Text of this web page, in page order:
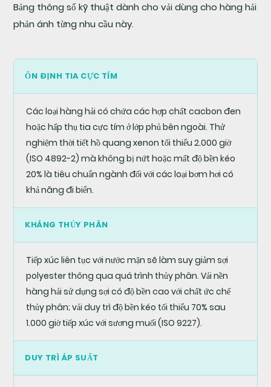
Bảng thông số kỹ thuật dành cho vải dùng cho hàng hải
phản ánh từng nhu cầu này.
ỔN ĐỊNH TIA CỰC TÍM
Các loại hàng hải có chứa các hợp chất cacbon đen
hoặc hấp thụ tia cực tím ở lớp phủ bên ngoài. Thử
nghiệm thời tiết hồ quang xenon tối thiểu 2.000 giờ
(ISO 4892-2) mà không bị nứt hoặc mất độ bền kéo
20% là tiêu chuẩn ngành đối với các loại bơm hơi có
khả năng đi biển.
KHÁNG THỦY PHÂN
Tiếp xúc liên tục với nước mặn sẽ làm suy giảm sợi
polyester thông qua quá trình thủy phân. Vải nền
hàng hải sử dụng sợi có độ bền cao với chất ức chế
thủy phân; vải duy trì độ bền kéo tối thiểu 70% sau
1.000 giờ tiếp xúc với sương muối (ISO 9227).
DUY TRÌ ÁP SUẤT